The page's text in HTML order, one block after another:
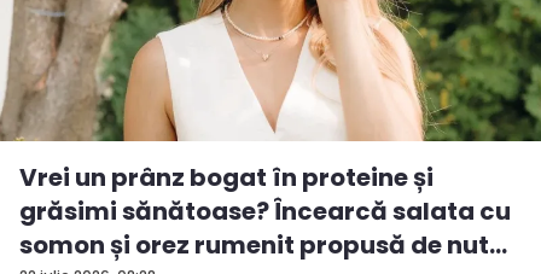
Vrei un prânz bogat în proteine și
grăsimi sănătoase? Încearcă salata cu
somon și orez rumenit propusă de nut...